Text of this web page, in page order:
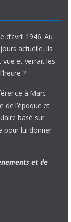
d’avril 1946. Au
actuelle, ils
vue et verrait les
?
à Marc
de l’époque et
basé sur
pour lui donner
et de